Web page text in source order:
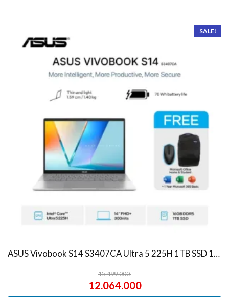
SALE!
ASUS Vivobook S14 S3407CA Ultra 5 225H 1TB SSD 16GB WUXGA IPS Win11+OHS
15.499.000
12.064.000